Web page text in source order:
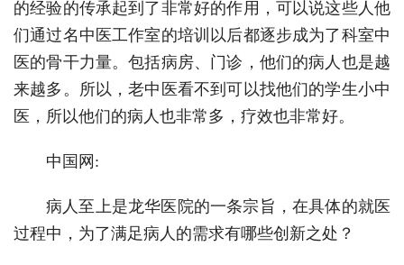
的经验的传承起到了非常好的作用，可以说这些人他
们通过名中医工作室的培训以后都逐步成为了科室中
医的骨干力量。包括病房、门诊，他们的病人也是越
来越多。所以，老中医看不到可以找他们的学生小中
医，所以他们的病人也非常多，疗效也非常好。
中国网:
病人至上是龙华医院的一条宗旨，在具体的就医
过程中，为了满足病人的需求有哪些创新之处？